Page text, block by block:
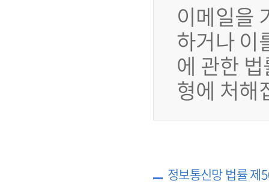
이메일을
하거나 이
에 관한
형에 처해
정보통신망 법률 제